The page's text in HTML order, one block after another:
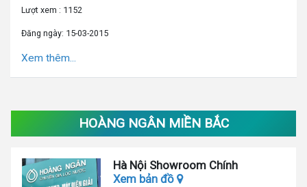
Lượt xem : 1152
Đăng ngày: 15-03-2015
Xem thêm...
HOÀNG NGÂN MIỀN BẮC
Hà Nội Showroom Chính
Xem bản đồ